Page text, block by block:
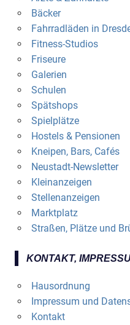
Bäcker
Fahrradläden in
Fitness-Studios
Friseure
Galerien
Schulen
Spätshops
Spielplätze
Hostels & Pensionen
Kneipen, Bars, Cafés
Neustadt-Newsletter
Kleinanzeigen
Stellenanzeigen
Marktplatz
Straßen, Plätze und
KONTAKT,
Hausordnung
Impressum und
Kontakt